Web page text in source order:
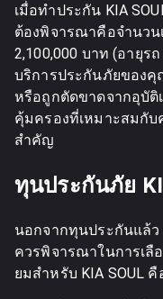
เมื่อทำประกัน KIA
ต้องพิจารณาคือจำนวน
2,100,000 บาท (อายุร
บริการประกันภัยของ
หรือถูกตัดขาดจากอุบัติ
คุ้มครองที่เหมาะสมกับ
สำคัญ
ทุนประกันภัย
นอกจากทุนประกันแล้ว
ควรพิจารณาในการเลื
ยมสำหรับ KIA SOUL